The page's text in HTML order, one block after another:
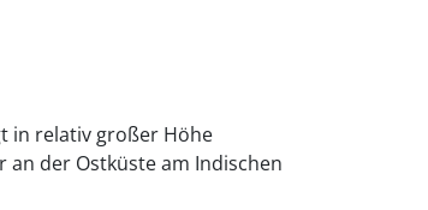
in relativ großer Höhe
an der Ostküste am Indischen